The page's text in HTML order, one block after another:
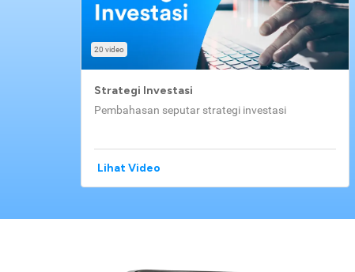
20 video
Strategi Investasi
Pembahasan seputar strategi investasi
Lihat Video